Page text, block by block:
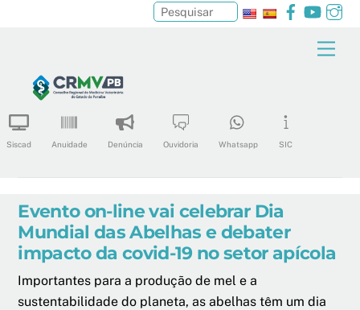
content
Facebook
Siscad Anuidade Denúncia Ouvidoria Whatsapp SIC
Pesquisar
Evento on-line vai celebrar Dia
Mundial das Abelhas e debater
impacto da covid-19 no setor apícola
Importantes para a produção de mel e a
sustentabilidade do planeta, as abelhas têm um dia